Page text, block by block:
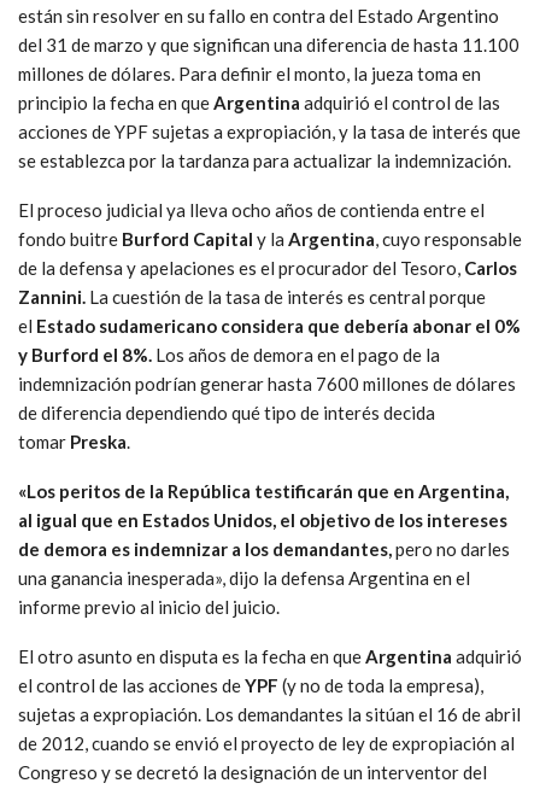
están sin resolver en su fallo en contra del Estado Argentino
del 31 de marzo y que significan una diferencia de hasta 11.100
millones de dólares. Para definir el monto, la jueza toma en
principio la fecha en queArgentina adquirió el control de las
acciones de YPF sujetas a expropiación, y la tasa de interés que
se establezca por la tardanza para actualizar la indemnización.
El proceso judicial ya lleva ocho años de contienda entre el
fondo buitre Burford Capital y la Argentina, cuyo responsable
de la defensa y apelaciones es el procurador del Tesoro, Carlos
Zannini. La cuestión de la tasa de interés es central porque
el Estado sudamericano considera que debería abonar el 0%
y Burford el 8%. Los años de demora en el pago de la
indemnización podrían generar hasta 7600 millones de dólares
de diferencia dependiendo qué tipo de interés decida
tomar Preska.
«Los peritos de la República testificarán que en Argentina,
al igual que en Estados Unidos, el objetivo de los intereses
de demora es indemnizar a los demandantes,pero no darles
una ganancia inesperada», dijo la defensa Argentina en el
informe previo al inicio del juicio.
El otro asunto en disputa es la fecha en queArgentina adquirió
el control de las acciones deYPF (y no de toda la empresa),
sujetas a expropiación. Los demandantes la sitúan el 16 de abril
de 2012, cuando se envió el proyecto de ley de expropiación al
Congreso y se decretó la designación de un interventor del